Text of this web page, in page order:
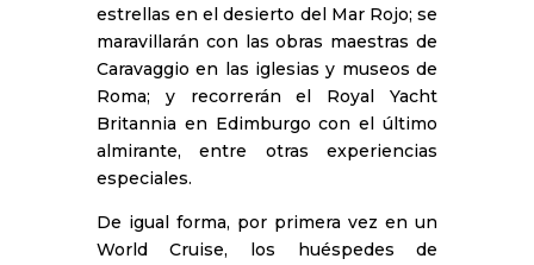
estrellas en el desierto del Mar Rojo; se
maravillarán con las obras maestras de
Caravaggio en las iglesias y museos de
Roma; y recorrerán el Royal Yacht
Britannia en Edimburgo con el último
almirante, entre otras experiencias
especiales.
De igual forma, por primera vez en un
World Cruise, los huéspedes de